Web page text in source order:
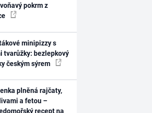
pokrm z
minipizzy s
tvarůžky: bezlepkový
českým sýrem
plněná rajčaty,
a fetou –
recept na